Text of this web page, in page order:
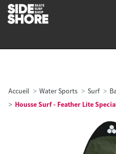
Accueil Water Sports Surf
Housse Surf - Feather Lite